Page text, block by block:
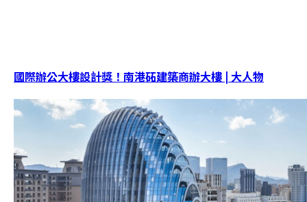
國際辦公大樓設計獎！南港砳建築商辦大樓 | 大人物